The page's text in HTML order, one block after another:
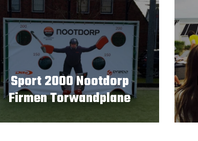
Sport 2000 Nootdorp
Firmen Torwandplane